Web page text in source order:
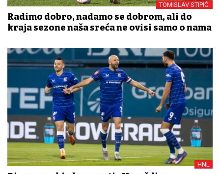
TOMISLAV STIPIĆ:
Radimo dobro, nadamo se dobrom, ali do
kraja sezone naša sreća ne ovisi samo o nama
HNL